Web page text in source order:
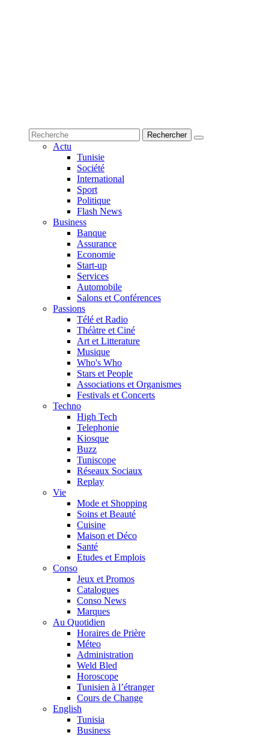
Actu
Tunisie
Société
International
Sport
Politique
Flash News
Business
Banque
Assurance
Economie
Start-up
Services
Automobile
Salons et Conférences
Passions
Télé et Radio
Théàtre et Ciné
Art et Litterature
Musique
Who's Who
Stars et People
Associations et Organismes
Festivals et Concerts
Techno
High Tech
Telephonie
Kiosque
Buzz
Tuniscope
Réseaux Sociaux
Replay
Vie
Mode et Shopping
Soins et Beauté
Cuisine
Maison et Déco
Santé
Etudes et Emplois
Conso
Jeux et Promos
Catalogues
Conso News
Marques
Au Quotidien
Horaires de Prière
Méteo
Administration
Weld Bled
Horoscope
Tunisien à l’étranger
Cours de Change
English
Tunisia
Business